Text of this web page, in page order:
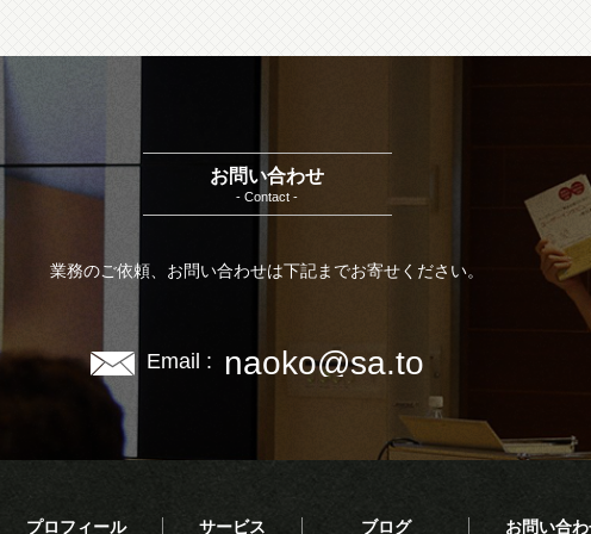
お問い合わせ
- Contact -
業務のご依頼、お問い合わせは下記までお寄せください。
Email : naoko@sa.to
プロフィール サービス ブログ お問い合